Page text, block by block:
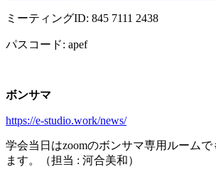
ミーティングID: 845 7111 2438
パスコード: apef
ボンサマ
https://e-studio.work/news/
学会当日はzoomのボンサマ専用ルームで
ます。（担当 : 河合美和）